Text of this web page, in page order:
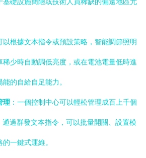
以根據文本指令或預設策略，智能調節照明
少時自動調低亮度，或在電池電量低時進
的自給自足能力。
理 ：一個控制中心可以輕松管理成百上千個
過群發文本指令，可以批量開關、設置模
一鍵式運維。